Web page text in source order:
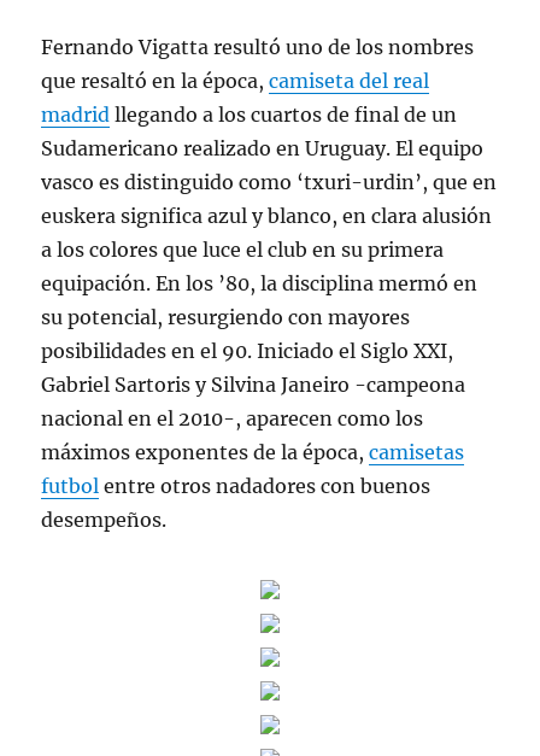
Fernando Vigatta resultó uno de los nombres
que resaltó en la época,camiseta del real
madrid llegando a los cuartos de final de un
Sudamericano realizado en Uruguay. El equipo
vasco es distinguido como ‘txuri-urdin’, que en
euskera significa azul y blanco, en clara alusión
a los colores que luce el club en su primera
equipación. En los ’80, la disciplina mermó en
su potencial, resurgiendo con mayores
posibilidades en el 90. Iniciado el Siglo XXI,
Gabriel Sartoris y Silvina Janeiro -campeona
nacional en el 2010-, aparecen como los
máximos exponentes de la época,camisetas
futbol entre otros nadadores con buenos
desempeños.